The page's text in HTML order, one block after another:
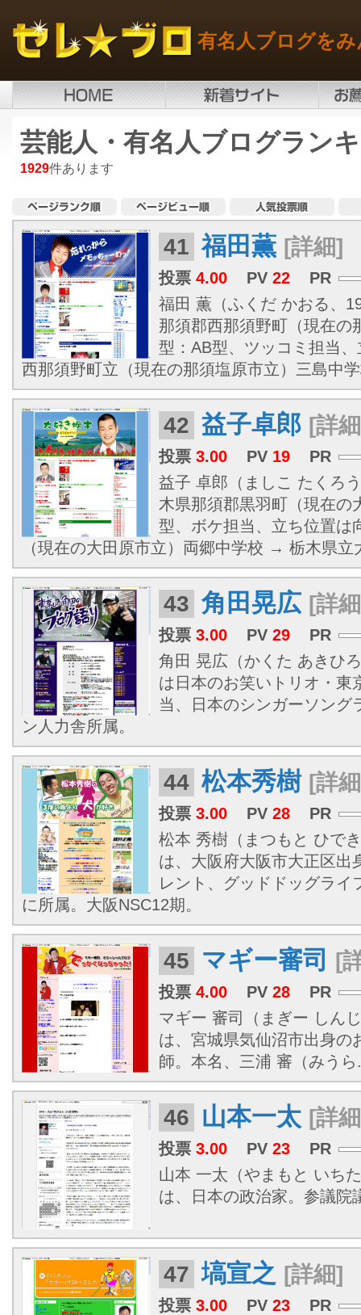
有名人ブログを
芸能人・有名人ブログラン
1929件あります
41 福田薫 [詳細]
投票 4.00 PV 22
PR
福田 薫（ふくだ かおる、
那須郡西那須野町（現在の
型：AB型、ツッコミ担当
西那須野町立（現在の那須塩原市立）三島中
42 益子卓郎 [詳
投票 3.00 PV 19
PR
益子 卓郎（ましこ たくろ
木県那須郡黒羽町（現在の
型、ボケ担当、立ち位置は
（現在の大田原市立）両郷中学校 → 栃木県
43 角田晃広 [詳
投票 3.00 PV 29
PR
角田 晃広（かくた あきひ
は日本のお笑いトリオ・東
当、日本のシンガーソング
ン人力舎所属。
44 松本秀樹 [詳
投票 3.00 PV 28
PR
松本 秀樹（まつもと ひで
は、大阪府大阪市大正区出
レント、グッドドッグライ
に所属。大阪NSC12期。
45 マギー審司 [
投票 4.00 PV 28
PR
マギー 審司（まぎー しん
は、宮城県気仙沼市出身の
師。本名、三浦 審（みう
46 山本一太 [詳
投票 3.00 PV 23
PR
山本 一太（やまもと いち
は、日本の政治家。参議院
47 塙宣之 [詳細]
投票 3.00 PV 23
PR